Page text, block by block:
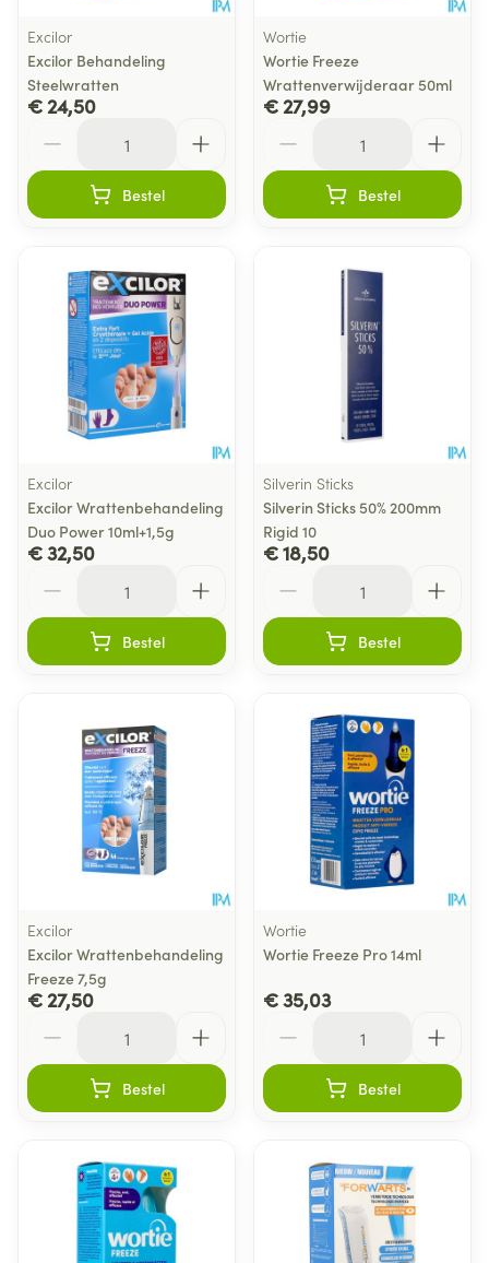
Excilor
Excilor Behandeling
Steelwratten
€ 24,50
Bestel
Wortie
Wortie Freeze
Wrattenverwijderaar 50ml
€ 27,99
Bestel
Excilor
Excilor Wrattenbehandeling
Duo Power 10ml+1,5g
€ 32,50
Bestel
Silverin Sticks
Silverin Sticks 50% 200mm
Rigid 10
€ 18,50
Bestel
Excilor
Excilor Wrattenbehandeling
Freeze 7,5g
€ 27,50
Bestel
Wortie
Wortie Freeze Pro 14ml
€ 35,03
Bestel